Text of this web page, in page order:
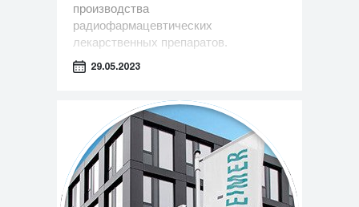
производства
радиофармацевтических
лекарственных препаратов.
29.05.2023